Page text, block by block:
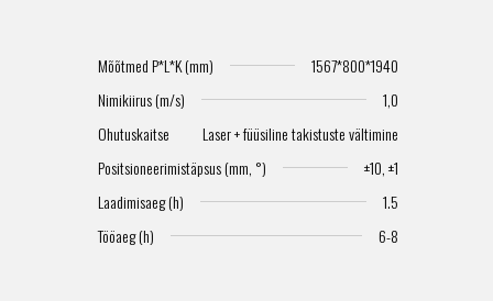
Mõõtmed P*L*K (mm)
1567*800*1940
Nimikiirus (m/s)
1,0
Ohutuskaitse
Laser + füüsiline takistuste vältimine
Positsioneerimistäpsus (mm, °)
±10, ±1
Laadimisaeg (h)
1.5
Tööaeg (h)
6-8